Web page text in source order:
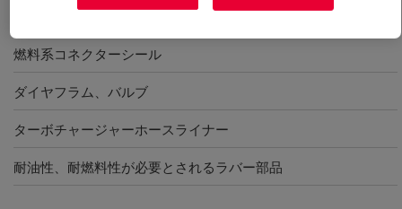
エンジンシール・ガスケット
燃料系コネクターシール
ダイヤフラム、バルブ
ターボチャージャーホースライナー
耐油性、耐燃料性が必要とされるラバー部品